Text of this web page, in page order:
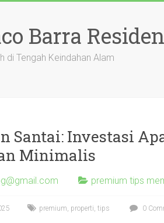
Barra
di Tengah Keindahan Alam
Santai: Investasi
Minimalis
premium tips
premium, properti, tips 0